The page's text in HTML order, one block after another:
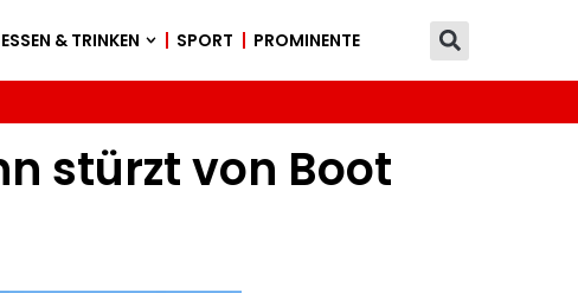
ESSEN & TRINKEN SPORT PROMINENTE
stürzt von Boot